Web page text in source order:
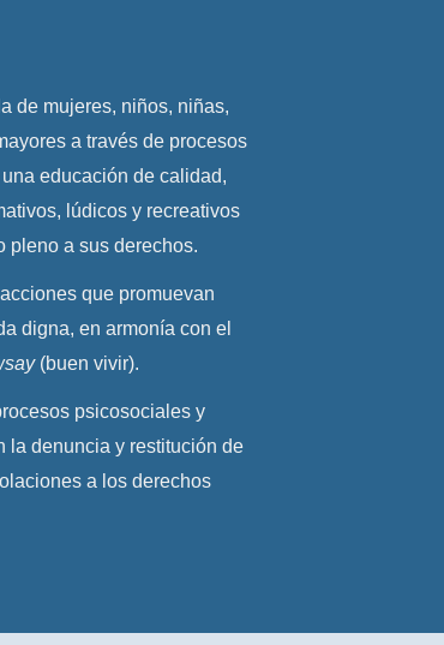
de mujeres, niños, niñas,
a través de procesos
educación de calidad,
lúdicos y recreativos
pleno a sus derechos.
que promuevan
digna, en armonía con el
(buen vivir).
psicosociales y
la denuncia y restitución de
a los derechos